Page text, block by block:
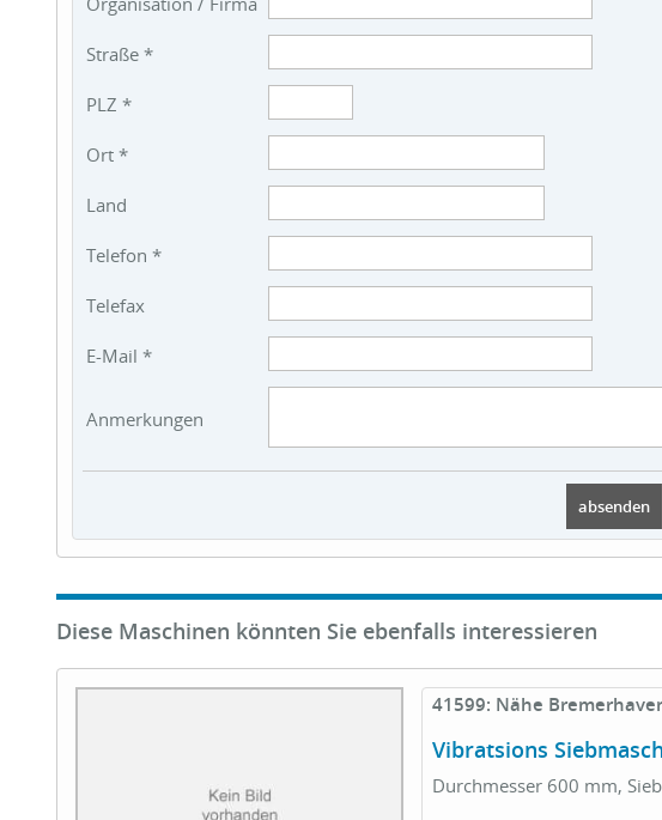
Straße *
PLZ *
Ort *
Land
Telefon *
Telefax
E-Mail *
Anmerkungen
Diese Maschinen könnten Sie ebenfalls interessieren
41599: Nähe
Vibratsions
Durchmesser 600 mm,